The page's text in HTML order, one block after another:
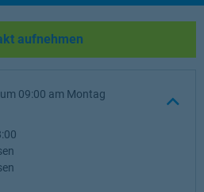
aufnehmen
09:00 Montag